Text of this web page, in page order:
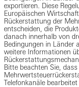
exportieren. Diese
Europäischen
Rückerstattung der
entscheiden, die
danach innerhalb von
Bedingungen in Länder
weitere Informationen
Bitte beachten Sie,
Telefonkanäle